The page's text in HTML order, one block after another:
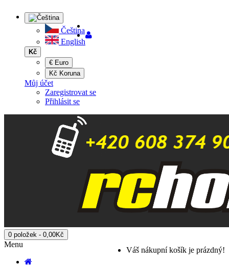
Čeština
English
Kč
€ Euro
Kč Koruna
Můj účet
Zaregistrovat se
Přihlásit se
0 položek - 0,00Kč
Váš nákupní košík je prázdný!
Menu